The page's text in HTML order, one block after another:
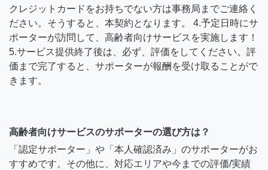
クレジットカードをお持ちでない方は事務局までご連絡く
ださい。そうすると、本契約となります。 4.予定日時にサ
ポーターが訪問して、高齢者向けサービスを実施します！
5.サービス提供終了後は、必ず、評価をしてください。評
価まで完了すると、サポーターが報酬を受け取ることがで
きます。
高齢者向けサービスのサポーターの選び方は？
「認定サポーター」や「本人確認済み」のサポーターがお
すすめです。その他に、対応エリアや今までの評価/実績